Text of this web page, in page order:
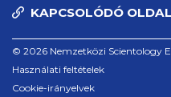
KAPCSOLÓDÓ
© 2026 Nemzetközi Scientology
Használati feltételek
Cookie-irányelvek